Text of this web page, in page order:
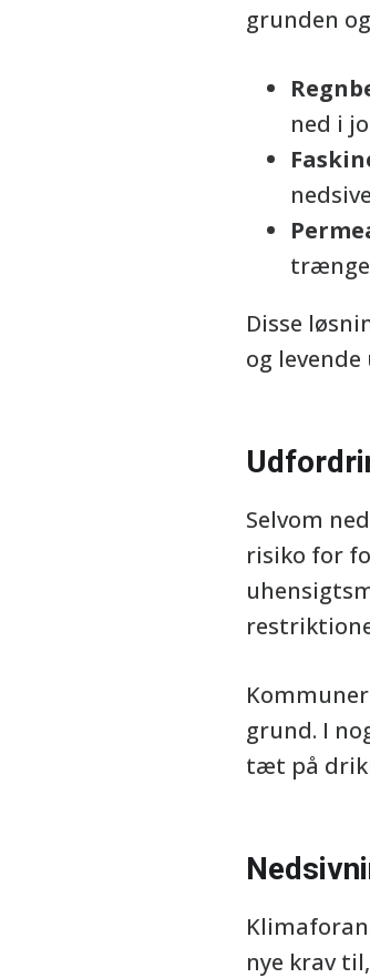
grunden
ned i
trænge
Disse
og
Selvom
risiko for
grund. I
tæt på
nye krav